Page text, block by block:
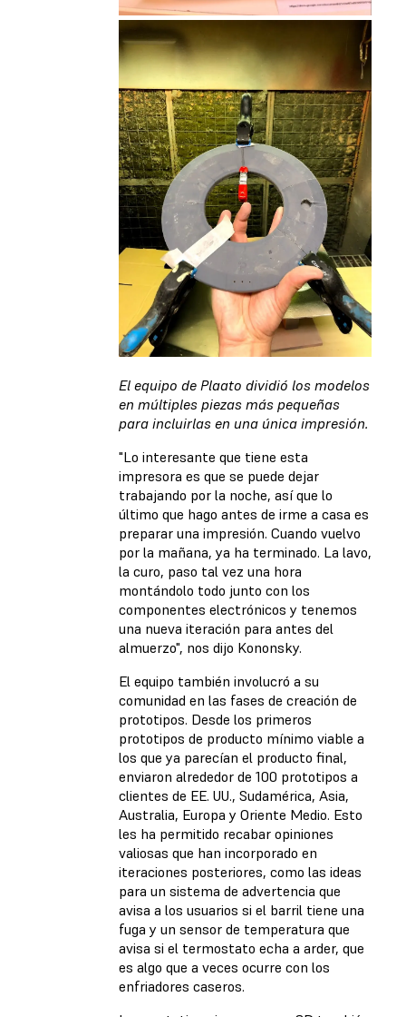
El equipo de Plaato dividió los modelos
en múltiples piezas más pequeñas
para incluirlas en una única impresión.
"Lo interesante que tiene esta
impresora es que se puede dejar
trabajando por la noche, así que lo
último que hago antes de irme a casa es
preparar una impresión. Cuando vuelvo
por la mañana, ya ha terminado. La lavo,
la curo, paso tal vez una hora
montándolo todo junto con los
componentes electrónicos y tenemos
una nueva iteración para antes del
almuerzo", nos dijo Kononsky.
El equipo también involucró a su
comunidad en las fases de creación de
prototipos. Desde los primeros
prototipos de producto mínimo viable a
los que ya parecían el producto final,
enviaron alrededor de 100 prototipos a
clientes de EE. UU., Sudamérica, Asia,
Australia, Europa y Oriente Medio. Esto
les ha permitido recabar opiniones
valiosas que han incorporado en
iteraciones posteriores, como las ideas
para un sistema de advertencia que
avisa a los usuarios si el barril tiene una
fuga y un sensor de temperatura que
avisa si el termostato echa a arder, que
es algo que a veces ocurre con los
enfriadores caseros.